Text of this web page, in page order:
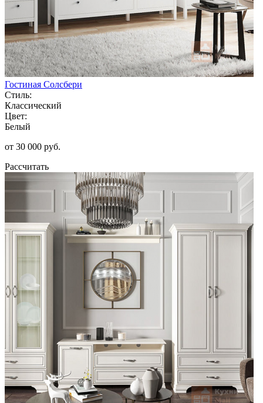
Гостиная Солсбери
Стиль:
Классический
Цвет:
Белый
от 30 000 руб.
Рассчитать